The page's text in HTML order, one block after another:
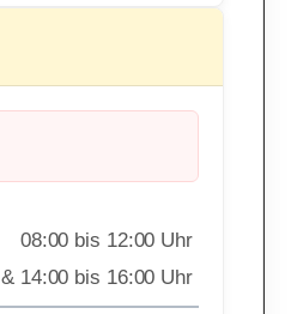
08:00 bis 12:00 Uhr
& 14:00 bis 16:00 Uhr